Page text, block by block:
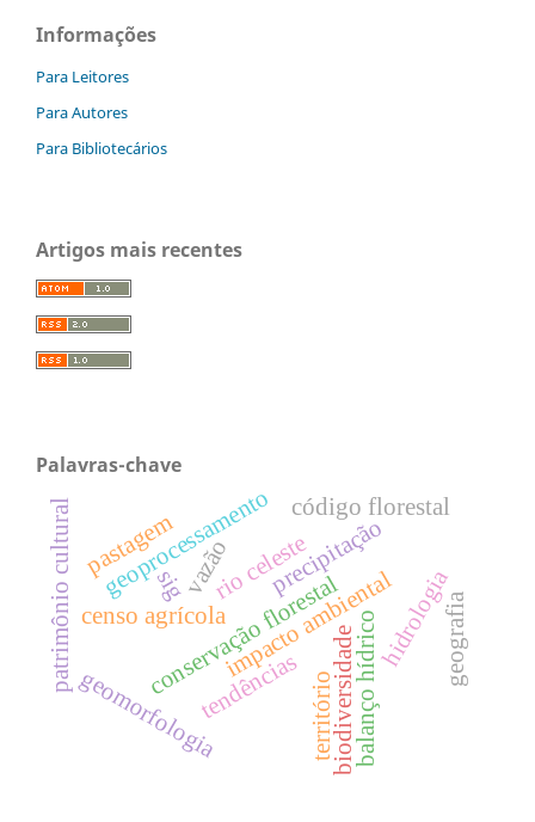
Informações
Para Leitores
Para Autores
Para Bibliotecários
Artigos mais recentes
Palavras-chave
conservação florestal
impacto ambiental
censo agrícola
biodiversidade
rio celeste
tendências
precipitação
vazão
balanço hídrico
geomorfologia
geoprocessamento
hidrologia
território
pastagem
código florestal
patrimônio cultural geografia
sig